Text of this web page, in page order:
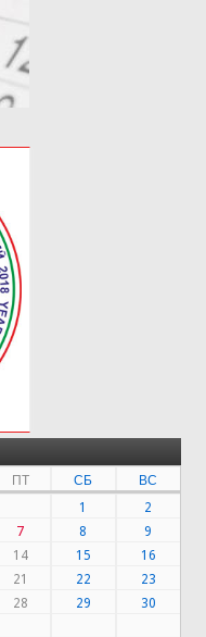
ПТ СБ
ВС
1
2
7 8
9
14 15
16
21 22
23
28 29
30